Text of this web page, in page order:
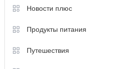
Новости плюс
Продукты питания
Путешествия